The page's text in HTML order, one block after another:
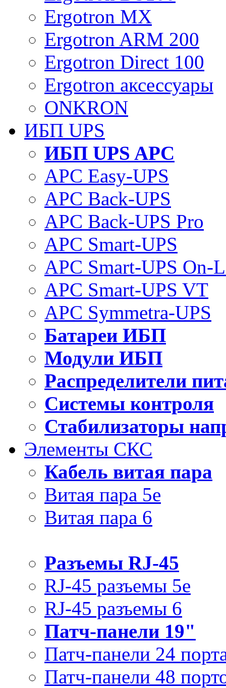
Ergotron MX
Ergotron ARM 200
Ergotron Direct 100
Ergotron аксессуары
ONKRON
ИБП UPS
ИБП UPS APC
APC Easy-UPS
APC Back-UPS
APC Back-UPS Pro
APC Smart-UPS
APC Smart-UPS On-
APC Smart-UPS VT
APC Symmetra-UPS
Батареи ИБП
Модули ИБП
Распределители
Системы контроля
Стабилизаторы
Элементы СКС
Кабель витая пара
Витая пара 5e
Витая пара 6
Разъемы RJ-45
RJ-45 разъемы 5e
RJ-45 разъемы 6
Патч-панели 19"
Патч-панели 24
Патч-панели 48